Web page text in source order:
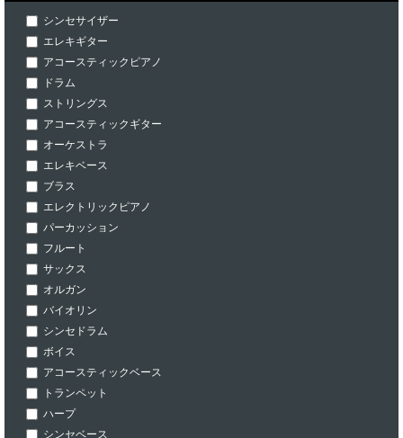
シンセサイザー
エレキギター
アコースティックピアノ
ドラム
ストリングス
アコースティックギター
オーケストラ
エレキベース
ブラス
エレクトリックピアノ
パーカッション
フルート
サックス
オルガン
バイオリン
シンセドラム
ボイス
アコースティックベース
トランペット
ハープ
シンセベース